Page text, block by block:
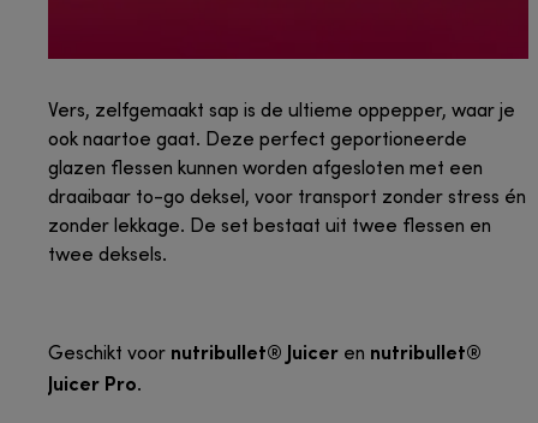
Vers, zelfgemaakt sap is de ultieme oppepper, waar je
ook naartoe gaat. Deze perfect geportioneerde
glazen flessen kunnen worden afgesloten met een
draaibaar to-go deksel, voor transport zonder stress én
zonder lekkage. De set bestaat uit twee flessen en
twee deksels.
Geschikt voor nutribullet® Juicer en nutribullet®
Juicer Pro.